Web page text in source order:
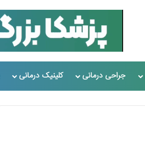
جراحی درمانی کلینیک درمانی